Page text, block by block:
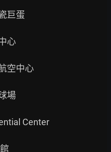
巨蛋
心
空中心
場
Center